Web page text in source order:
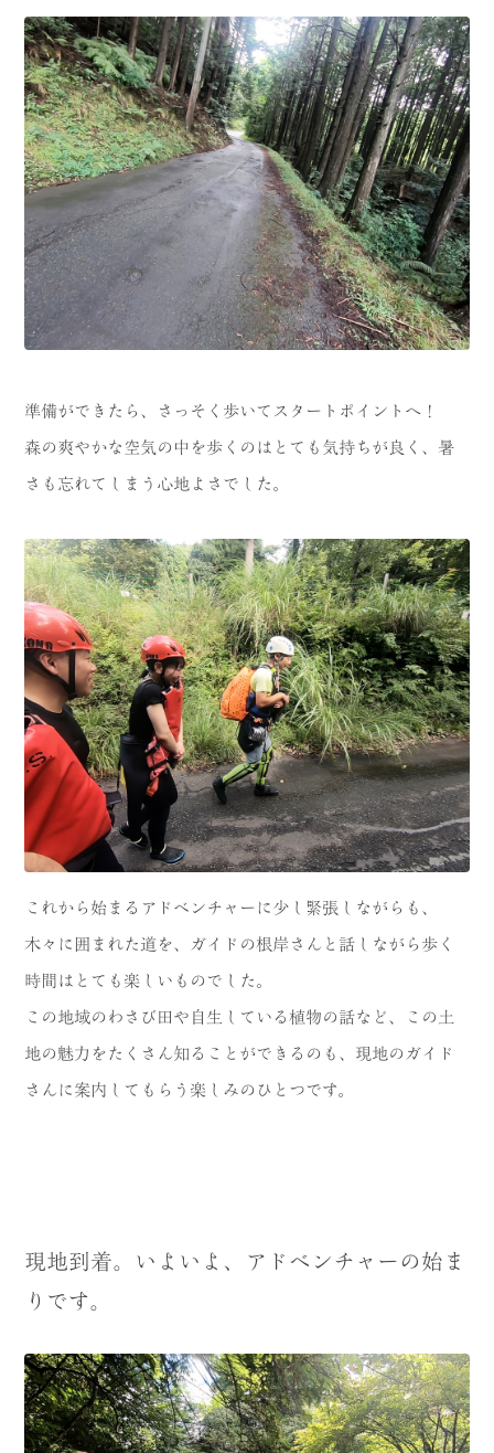
準備ができたら、さっそく歩いてスタートポイントへ！
森の爽やかな空気の中を歩くのはとても気持ちが良く、暑
さも忘れてしまう心地よさでした。
これから始まるアドベンチャーに少し緊張しながらも、
木々に囲まれた道を、ガイドの根岸さんと話しながら歩く
時間はとても楽しいものでした。
この地域のわさび田や自生している植物の話など、この土
地の魅力をたくさん知ることができるのも、現地のガイド
さんに案内してもらう楽しみのひとつです。
現地到着。いよいよ、アドベンチャーの始ま
りです。